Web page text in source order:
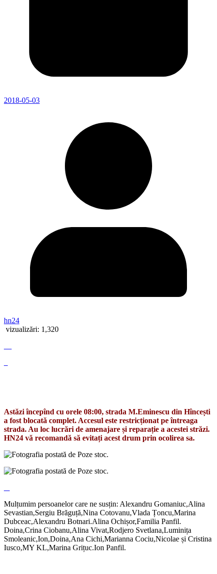
2018-05-03
hn24
vizualizări: 1,320
Astăzi începînd cu orele 08:00, strada M.Eminescu din Hîncești
a fost blocată complet. Accesul este restricționat pe întreaga
strada. Au loc lucrări de amenajare și reparație a acestei străzi.
HN24 vă recomandă să evitați acest drum prin ocolirea sa.
Mulțumim persoanelor care ne susțin: Alexandru Gomaniuc,Alina
Sevastian,Sergiu Brăguță,Nina Cotovanu,Vlada Țoncu,Marina
Dubceac,Alexandru Botnari.Alina Ochișor,Familia Panfil.
Doina,Crina Ciobanu,Alina Vivat,Rodjero Svetlana,Luminița
Smoleanic,Ion,Doina,Ana Cichi,Marianna Cociu,Nicolae și Cristina
Iusco,MY KL,Marina Grițuc.Ion Panfil.